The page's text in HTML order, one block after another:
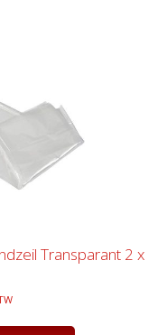
Transparant 2 x